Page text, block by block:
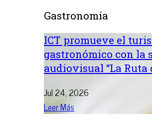
Gastronomía
ICT promueve el
gastronómico con la
audiovisual “La Ruta
Jul 24, 2026
Leer Más